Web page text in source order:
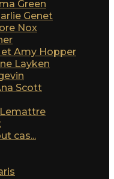
Green
Genet
Nox
Amy Hopper
Layken
Scott
Lemattre
cas...